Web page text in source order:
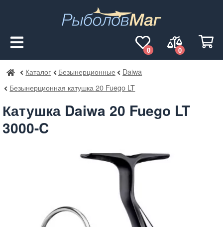
0
0
РыболовМаг
Каталог Безынерционные
Daiwa
Безынерционная катушка 20 Fuego LT
Катушка Daiwa 20 Fuego LT
3000-C